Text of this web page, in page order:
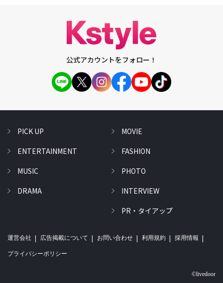
公式アカウントをフォロー！
PICK UP
ENTERTAINMENT
MUSIC
DRAMA
MOVIE
FASHION
PHOTO
INTERVIEW
PR・タイアップ
運営会社 広告掲載について お問い合わせ 利用規約 採用情報
プライバシーポリシー
©livedoor